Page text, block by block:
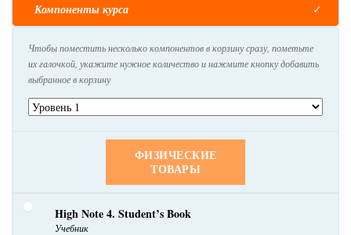
Компоненты курса
Чтобы поместить несколько компонентов в корзину сразу, пометьте
их галочкой, укажите нужное количество и нажмите кнопку добавить
выбранное в корзину
ФИЗИЧЕСКИЕ
ТОВАРЫ
High Note 4. Student’s Book
Учебник